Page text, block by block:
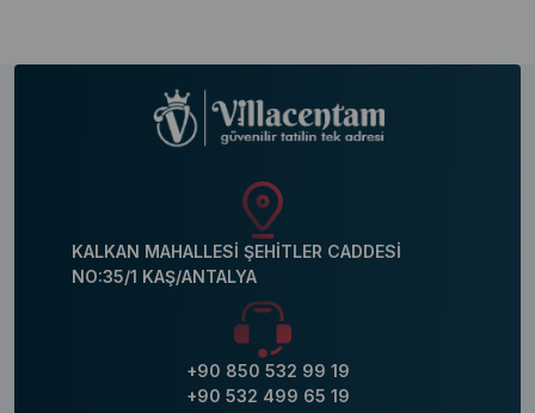
KALKAN MAHALLESİ ŞEHİTLER CADDESİ
NO:35/1 KAŞ/ANTALYA
+90 850 532 99 19
+90 532 499 65 19